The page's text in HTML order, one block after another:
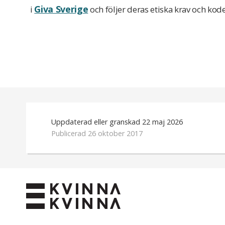
i Giva Sverigeoch följer deras etiska krav och
Uppdaterad eller granskad 22 maj 2026
Publicerad 26 oktober 2017